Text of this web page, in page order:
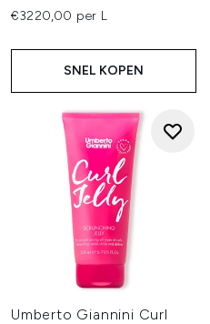
€3220,00 per L
SNEL KOPEN
Umberto Giannini Curl